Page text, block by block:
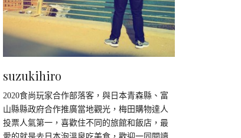
suzukihiro
2020食尚玩家合作部落客，與日本青森縣、富
山縣縣政府合作推廣當地觀光，梅田購物達人
投票人氣第一，喜歡住不同的旅館和飯店，最